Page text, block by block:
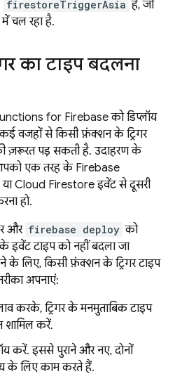
firestoreTriggerAsia है, जो
में चल रहा है.
का टाइप बदलना
for Firebaseको डिप्लॉय
वजहों से किसी फ़ंक्शन के ट्रिगर
ज़रूरत पड़ सकती है. उदाहरण के
एक तरह के Firebase
याCloud Firestoreइवेंट से दूसरी
हो.
और firebase deploy को
टाइप को नहीं बदला जा
के लिए, किसी फ़ंक्शन के ट्रिगर टाइप
अपनाएं:
करके, ट्रिगर के मनमुताबिक टाइप
शामिल करें.
करें. इससे पुराने और नए, दोनों
लिए काम करते हैं.